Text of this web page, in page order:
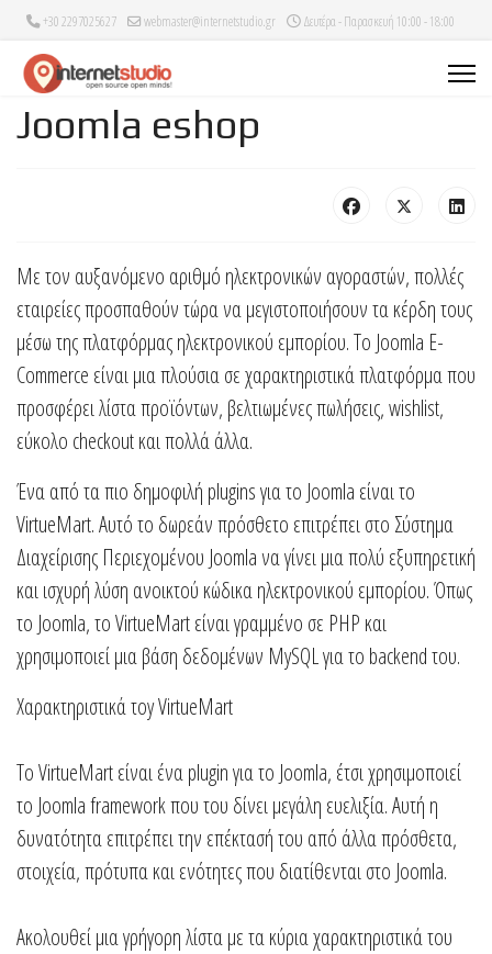
+30 2297025627 webmaster@internetstudio.gr Δευτέρα - Παρασκευή 10:00 - 18:00
Joomla eshop
Με τον αυξανόμενο αριθμό ηλεκτρονικών αγοραστών, πολλές
εταιρείες προσπαθούν τώρα να μεγιστοποιήσουν τα κέρδη τους
μέσω της πλατφόρμας ηλεκτρονικού εμπορίου. Το Joomla E-
Commerce είναι μια πλούσια σε χαρακτηριστικά πλατφόρμα που
προσφέρει λίστα προϊόντων, βελτιωμένες πωλήσεις, wishlist,
εύκολο checkout και πολλά άλλα.
Ένα από τα πιο δημοφιλή plugins για το Joomla είναι το
VirtueMart.Αυτό το δωρεάν πρόσθετο επιτρέπει στο Σύστημα
Διαχείρισης Περιεχομένου Joomla να γίνει μια πολύ εξυπηρετική
και ισχυρή λύση ανοικτού κώδικα ηλεκτρονικού εμπορίου.Όπως
το Joomla, το VirtueMart είναι γραμμένο σε PHP και
χρησιμοποιεί μια βάση δεδομένων MySQL για το backend του.
Χαρακτηριστικά τoy VirtueMart
Το VirtueMart είναι ένα plugin για το Joomla, έτσι χρησιμοποιεί
το Joomla framework που του δίνει μεγάλη ευελιξία. Αυτή η
δυνατότητα επιτρέπει την επέκτασή του από άλλα πρόσθετα,
στοιχεία, πρότυπα και ενότητες που διατίθενται στο Joomla.
Ακολουθεί μια γρήγορη λίστα με τα κύρια χαρακτηριστικά του